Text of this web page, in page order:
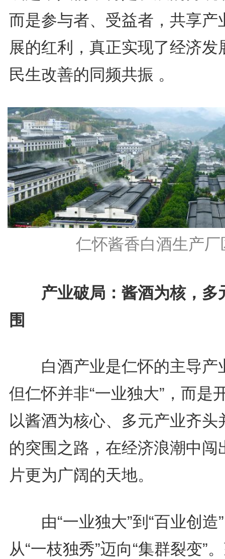
而是参与者、受益者，共享产
展的红利，真正实现了经济发
民生改善的同频共振 。
仁怀酱香白酒生产厂
产业破局：酱酒为核，多
围
白酒产业是仁怀的主导产
但仁怀并非“一业独大”，而是
以酱酒为核心、多元产业齐头
的突围之路，在经济浪潮中闯
片更为广阔的天地。
由“一业独大”到“百业创造
从“一枝独秀”迈向“集群裂变”